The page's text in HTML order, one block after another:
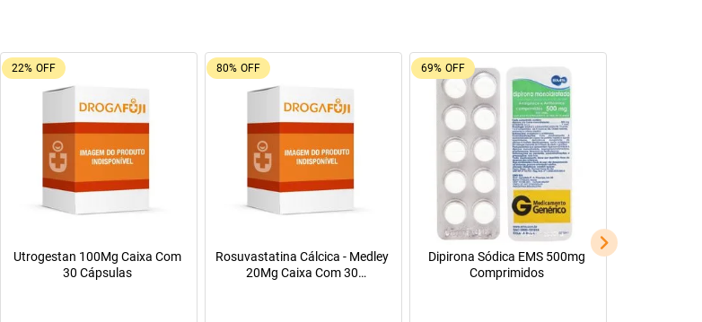
22% OFF
Utrogestan 100Mg Caixa Com
30 Cápsulas
80% OFF
Rosuvastatina Cálcica - Medley
20Mg Caixa Com 30
69% OFF
Dipirona Sódica EMS 500mg
Comprimidos